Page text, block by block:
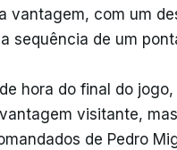
vantagem, com um
sequência de um
hora do final do
visitante,
de Pedro